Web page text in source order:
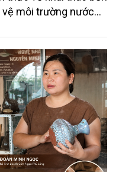
môi trường nước
và Môi trường
7/2026. Hội thảo thu
biểu là lãnh đạo
và Môi trường,
nghiệp và Môi
các cơ quan đơn vị
núi phía Bắc.